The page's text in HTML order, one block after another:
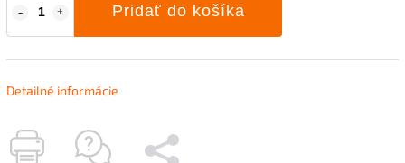
Pridať do košíka
Detailné informácie